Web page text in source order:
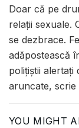
Doar că pe
relaţii sexuale.
se dezbrace.
adăpostească
poliţiştii alertaţi
aruncate, scrie
YOU MIGHT